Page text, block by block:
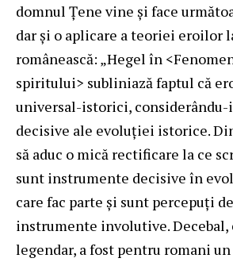
domnul Țene vine și face
dar și o aplicare a teoriei eroilor
românească: „Hegel în
spiritului> subliniază faptul că
universal-istorici,
decisive ale evoluţiei istorice.
să aduc o mică rectificare la ce
sunt instrumente decisive în
care fac parte şi sunt percepuţi
instrumente involutive. Decebal,
legendar, a fost pentru romani un